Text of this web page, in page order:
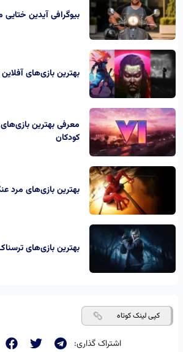
بیوگرافی آیدین
بهترین بازی‌های
کودکان
بهترین بازی‌های مرد
بهترین بازی‌های
کپی لینک کوتاه
اشتراک گذاری: